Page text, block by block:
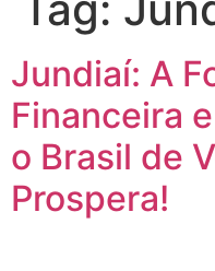
Jundiaí: A
Financeira
o Brasil de
Prospera!